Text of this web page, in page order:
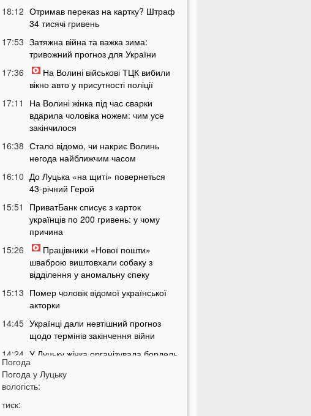
18:12 Отримав переказ на картку? Штраф
34 тисячі гривень
17:53 Затяжна війна та важка зима:
тривожний прогноз для України
17:36
На Волині військові ТЦК вибили
вікно авто у присутності поліції
17:11
На Волині жінка під час сварки
вдарила чоловіка ножем: чим усе
закінчилося
16:38 Стало відомо, чи накриє Волинь
негода найближчим часом
16:10 До Луцька «на щиті» повернеться
43-річний Герой
15:51
ПриватБанк списує з карток
українців по 200 гривень: у чому
причина
15:26
Працівники «Нової пошти»
шваброю виштовхали собаку з
відділення у аномальну спеку
15:13 Помер чоловік відомої української
акторки
14:45 Українці дали невтішний прогноз
щодо термінів закінчення війни
14:24 У Луцьку жінка організувала бордель
в орендованій квартирі
14:09 Пенсіонери в Україні будуть
Погода
Погода у Луцьку
вологість:
тиск: